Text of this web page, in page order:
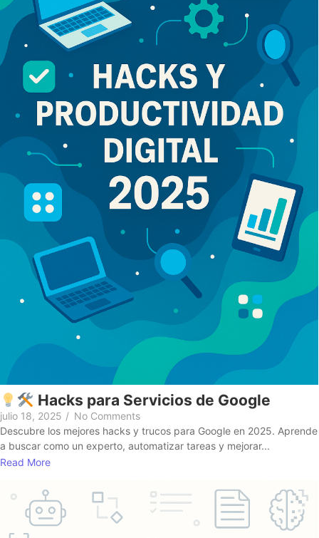
Hacks para Servicios de Google
julio 18, 2025 / No Comments
Descubre los mejores hacks y trucos para Google en 2025. Aprende
a buscar como un experto, automatizar tareas y mejorar...
Read More